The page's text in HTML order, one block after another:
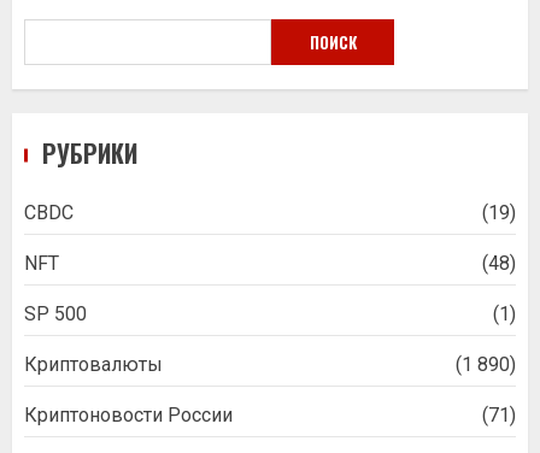
ПОИСК
РУБРИКИ
CBDC (19)
NFT (48)
SP 500 (1)
Криптовалюты (1 890)
Криптоновости России (71)